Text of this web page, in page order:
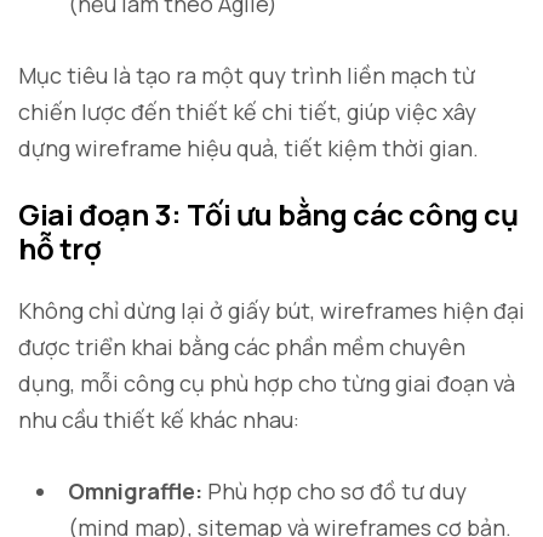
Mục tiêu là tạo ra một quy trình liền mạch từ
chiến lược đến thiết kế chi tiết, giúp việc xây
dựng wireframe hiệu quả, tiết kiệm thời gian.
Giai đoạn 3: Tối ưu bằng các công cụ
hỗ trợ
Không chỉ dừng lại ở giấy bút, wireframes hiện đại
được triển khai bằng các phần mềm chuyên
dụng, mỗi công cụ phù hợp cho từng giai đoạn và
nhu cầu thiết kế khác nhau:
Omnigraffle: Phù hợp cho sơ đồ tư duy
(mind map), sitemap và wireframes cơ bản.